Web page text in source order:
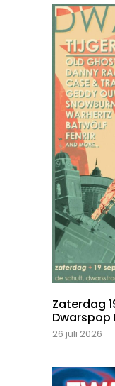
Zaterdag
Dwarspop
26 juli 2026